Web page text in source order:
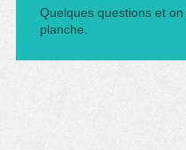
Quelques questions et
planche.